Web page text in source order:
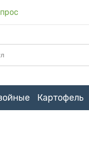
Картофель